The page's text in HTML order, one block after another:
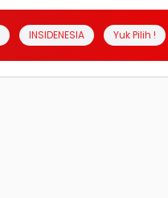
INSIDENESIA Yuk Pilih !